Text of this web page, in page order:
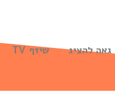
גאה להציג שיזף TV